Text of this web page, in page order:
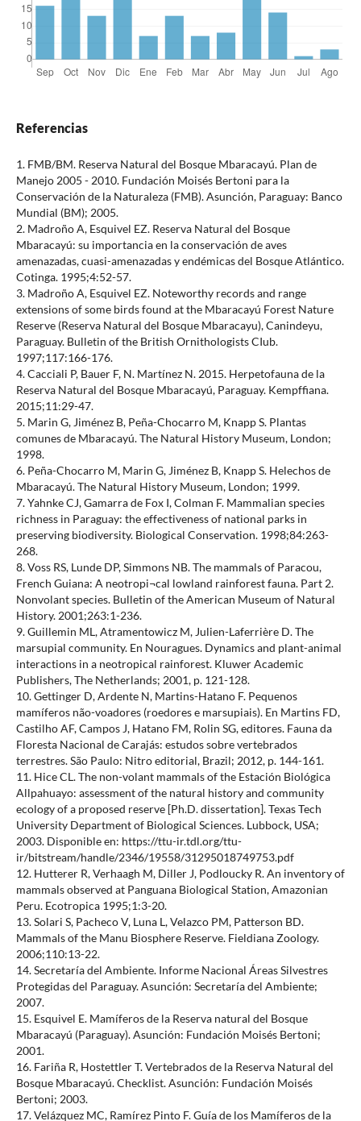
Referencias
1. FMB/BM. Reserva Natural del Bosque Mbaracayú. Plan de
Manejo 2005 - 2010. Fundación Moisés Bertoni para la
Conservación de la Naturaleza (FMB). Asunción, Paraguay: Banco
Mundial (BM); 2005.
2. Madroño A, Esquivel EZ. Reserva Natural del Bosque
Mbaracayú: su importancia en la conservación de aves
amenazadas, cuasi-amenazadas y endémicas del Bosque Atlántico.
Cotinga. 1995;4:52-57.
3. Madroño A, Esquivel EZ. Noteworthy records and range
extensions of some birds found at the Mbaracayú Forest Nature
Reserve (Reserva Natural del Bosque Mbaracayu), Canindeyu,
Paraguay. Bulletin of the British Ornithologists CIub.
1997;117:166-176.
4. Cacciali P, Bauer F, N. Martínez N. 2015. Herpetofauna de la
Reserva Natural del Bosque Mbaracayú, Paraguay. Kempffiana.
2015;11:29-47.
5. Marin G, Jiménez B, Peña-Chocarro M, Knapp S. Plantas
comunes de Mbaracayú. The Natural History Museum, London;
1998.
6. Peña-Chocarro M, Marin G, Jiménez B, Knapp S. Helechos de
Mbaracayú. The Natural History Museum, London; 1999.
7. Yahnke CJ, Gamarra de Fox I, Colman F. Mammalian species
richness in Paraguay: the effectiveness of national parks in
preserving biodiversity. Biological Conservation. 1998;84:263-
268.
8. Voss RS, Lunde DP, Simmons NB. The mammals of Paracou,
French Guiana: A neotropi¬cal lowland rainforest fauna. Part 2.
Nonvolant species. Bulletin of the American Museum of Natural
History. 2001;263:1-236.
9. Guillemin ML, Atramentowicz M, Julien-Laferrière D. The
marsupial community. En Nouragues. Dynamics and plant-animal
interactions in a neotropical rainforest. Kluwer Academic
Publishers, The Netherlands; 2001, p. 121-128.
10. Gettinger D, Ardente N, Martins-Hatano F. Pequenos
mamíferos não-voadores (roedores e marsupiais). En Martins FD,
Castilho AF, Campos J, Hatano FM, Rolin SG, editores. Fauna da
Floresta Nacional de Carajás: estudos sobre vertebrados
terrestres. São Paulo: Nitro editorial, Brazil; 2012, p. 144-161.
11. Hice CL. The non-volant mammals of the Estación Biológica
Allpahuayo: assessment of the natural history and community
ecology of a proposed reserve [Ph.D. dissertation]. Texas Tech
University Department of Biological Sciences. Lubbock, USA;
2003. Disponible en: https://ttu-ir.tdl.org/ttu-
ir/bitstream/handle/2346/19558/31295018749753.pdf
12. Hutterer R, Verhaagh M, Diller J, Podloucky R. An inventory of
mammals observed at Panguana Biological Station, Amazonian
Peru. Ecotropica 1995;1:3-20.
13. Solari S, Pacheco V, Luna L, Velazco PM, Patterson BD.
Mammals of the Manu Biosphere Reserve. Fieldiana Zoology.
2006;110:13-22.
14. Secretaría del Ambiente. Informe Nacional Áreas Silvestres
Protegidas del Paraguay. Asunción: Secretaría del Ambiente;
2007.
15. Esquivel E. Mamíferos de la Reserva natural del Bosque
Mbaracayú (Paraguay). Asunción: Fundación Moisés Bertoni;
2001.
16. Fariña R, Hostettler T. Vertebrados de la Reserva Natural del
Bosque Mbaracayú. Checklist. Asunción: Fundación Moisés
Bertoni; 2003.
17. Velázquez MC, Ramírez Pinto F. Guía de los Mamíferos de la